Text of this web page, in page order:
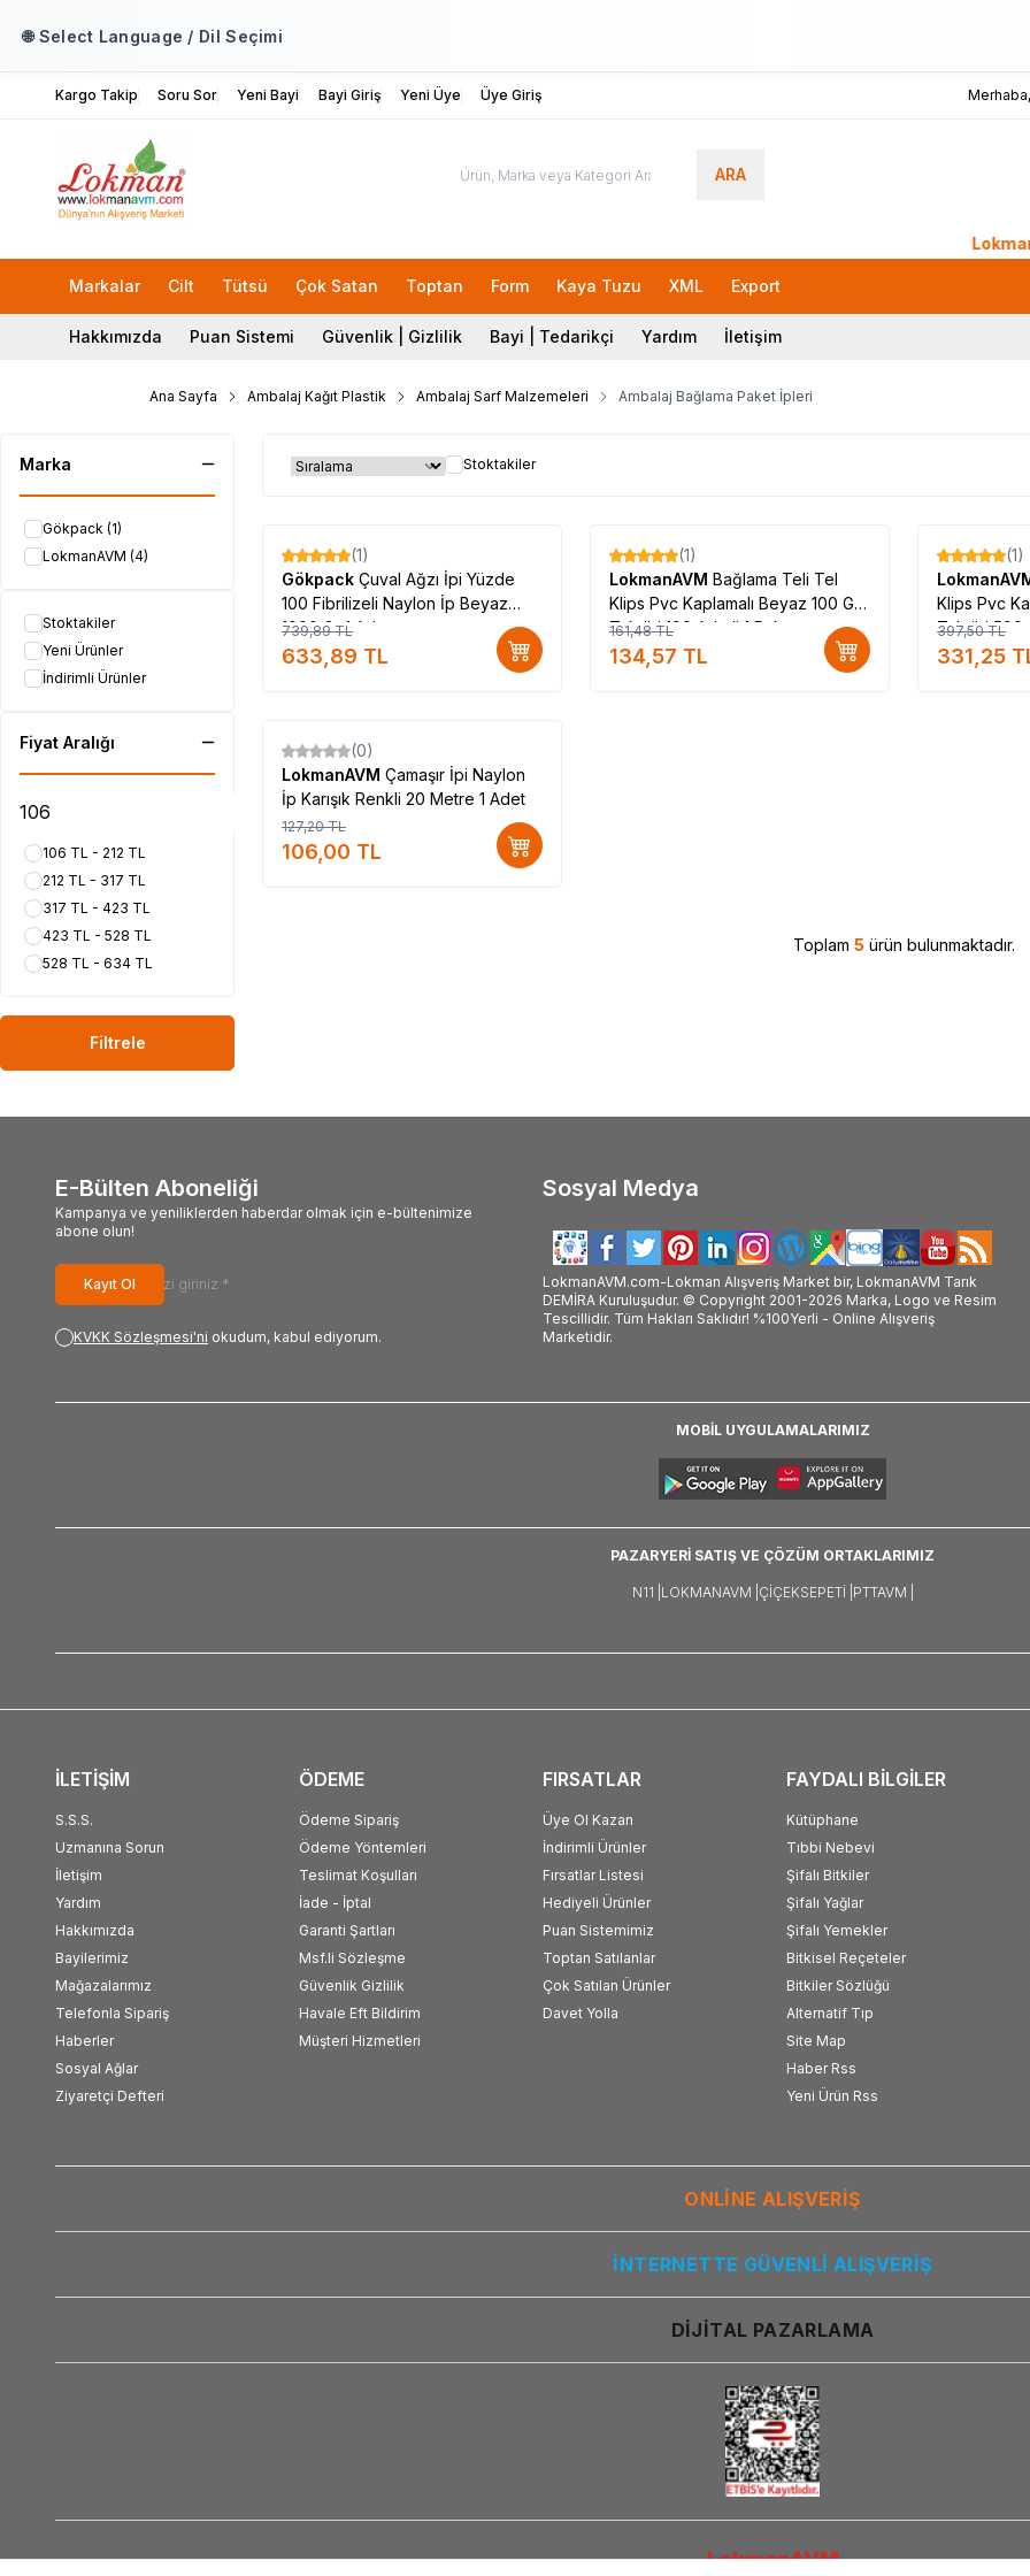
🌐 Select Language / Dil Seçimi
Kargo Takip Soru Sor Yeni Bayi Bayi Giriş Yeni Üye Üye Giriş Merhaba,
ARA
Markalar Cilt Tütsü Çok Satan Toptan Form Kaya Tuzu XML Export
Hakkımızda Puan Sistemi Güvenlik | Gizlilik Bayi | Tedarikçi Yardım İletişim
Ana Sayfa Ambalaj Kağıt Plastik Ambalaj Sarf Malzemeleri Ambalaj Bağlama Paket İpleri
Marka
Gökpack (1)
LokmanAVM (4)
Stoktakiler
Yeni Ürünler
İndirimli Ürünler
Fiyat Aralığı
106 TL - 212 TL
212 TL - 317 TL
317 TL - 423 TL
423 TL - 528 TL
528 TL - 634 TL
Filtrele
Stoktakiler
%14
(1)
Gökpack Çuval Ağzı İpi Yüzde
100 Fibrilizeli Naylon İp Beyaz
1000 Gr 1 Adet
739,89TL
633,89 TL
%17
(1)
LokmanAVM Bağlama Teli Tel
Klips Pvc Kaplamalı Beyaz 100 Gr
Takribi 100 Adetli 1 Paket
161,48TL
134,57 TL
%17
(1)
Klips Pvc
Takribi 500
397,50TL
331,25
%17
(0)
LokmanAVM Çamaşır İpi Naylon
İp Karışık Renkli 20 Metre 1 Adet
127,20TL
106,00 TL
Toplam 5 ürün bulunmaktadır.
E-Bülten Aboneliği
Kampanya ve yeniliklerden haberdar olmak için e-bültenimize
abone olun!
Kayıt Ol
KVKK Sözleşmesi'ni okudum, kabul ediyorum.
Sosyal Medya
LokmanAVM.com-Lokman Alışveriş Market bir, LokmanAVM Tarık
DEMİRA Kuruluşudur. © Copyright 2001-2026 Marka, Logo ve Resim
Tescillidir. Tüm Hakları Saklıdır! %100Yerli - Online Alışveriş
Marketidir.
MOBİL UYGULAMALARIMIZ
PAZARYERİ SATIŞ VE ÇÖZÜM ORTAKLARIMIZ
N11 | LOKMANAVM | ÇIÇEKSEPETI | PTTAVM |
İLETİŞİM
S.S.S.
Uzmanına Sorun
İletişim
Yardım
Hakkımızda
Bayilerimiz
Mağazalarımız
Telefonla Sipariş
Haberler
Sosyal Ağlar
Ziyaretçi Defteri
ÖDEME
Ödeme Sipariş
Ödeme Yöntemleri
Teslimat Koşulları
İade - İptal
Garanti Şartları
Msf.li Sözleşme
Güvenlik Gizlilik
Havale Eft Bildirim
Müşteri Hizmetleri
FIRSATLAR
Üye Ol Kazan
İndirimli Ürünler
Fırsatlar Listesi
Hediyeli Ürünler
Puan Sistemimiz
Toptan Satılanlar
Çok Satılan Ürünler
Davet Yolla
FAYDALI BİLGİLER
Kütüphane
Tıbbi Nebevi
Şifalı Bitkiler
Şifalı Yağlar
Şifalı Yemekler
Bitkisel Reçeteler
Bitkiler Sözlüğü
Alternatif Tıp
Site Map
Haber Rss
Yeni Ürün Rss
ONLİNE ALIŞVERİŞ
İNTERNETTE GÜVENLİ ALIŞVERİŞ
DİJİTAL PAZARLAMA
LokmanAVM